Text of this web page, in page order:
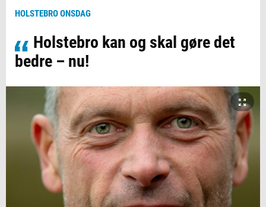
HOLSTEBRO ONSDAG
Holstebro kan og skal gøre det
bedre – nu!